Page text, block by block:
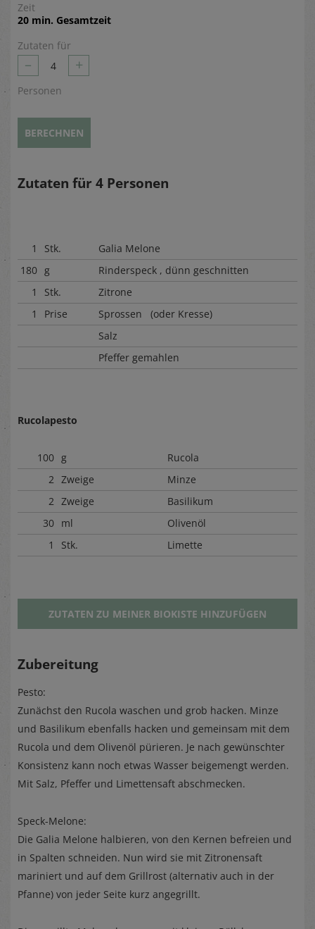
Zeit
20 min. Gesamtzeit
Zutaten für
– 4 +
Personen
BERECHNEN
Zutaten für 4 Personen
1 Stk.
Galia Melone
180 g
Rinderspeck , dünn geschnitten
1
Stk.
Zitrone
1
Prise
Sprossen (oder Kresse)
Salz
Pfeffer gemahlen
Rucolapesto
100 g
Rucola
2 Zweige
Minze
2 Zweige
Basilikum
30 ml
Olivenöl
1
Stk. Limette
ZUTATEN ZU MEINER BIOKISTE HINZUFÜGEN
Zubereitung
Pesto:
Zunächst den Rucola waschen und grob hacken. Minze
und Basilikum ebenfalls hacken und gemeinsam mit dem
Rucola und dem Olivenöl pürieren. Je nach gewünschter
Konsistenz kann noch etwas Wasser beigemengt werden.
Mit Salz, Pfeffer und Limettensaft abschmecken.
Speck-Melone:
Die Galia Melone halbieren, von den Kernen befreien und
in Spalten schneiden. Nun wird sie mit Zitronensaft
mariniert und auf dem Grillrost (alternativ auch in der
Pfanne) von jeder Seite kurz angegrillt.